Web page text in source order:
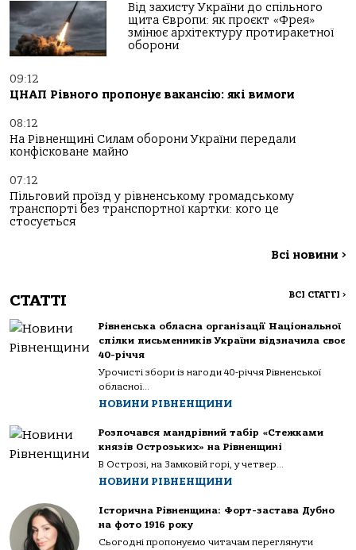
Від захисту України до спільного
щита Європи: як проєкт «Фрея»
змінює архітектуру протиракетної
оборони
09:12
ЦНАП Рівного пропонує вакансію: які вимоги
08:12
На Рівненщині Силам оборони України передали
конфісковане майно
07:12
Пільговий проїзд у рівненському громадському
транспорті без транспортної картки: кого це
стосується
Всі новини >
СТАТТІ ВСІ СТАТТІ >
Рівненська обласна організації Національної
спілки письменників України відзначила своє
40-річчя
Урочисті збори із нагоди 40-річчя Рівненської
обласної...
НОВИНИ РІВНЕНЩИНИ
Розпочався мандрівний табір «Стежками
князів Острозьких» на Рівненщині
В Острозі, на Замковій горі, у четвер...
НОВИНИ РІВНЕНЩИНИ
Історична Рівненщина: Форт-застава Дубно
на фото 1916 року
Сьогодні пропонуємо читачам переглянути